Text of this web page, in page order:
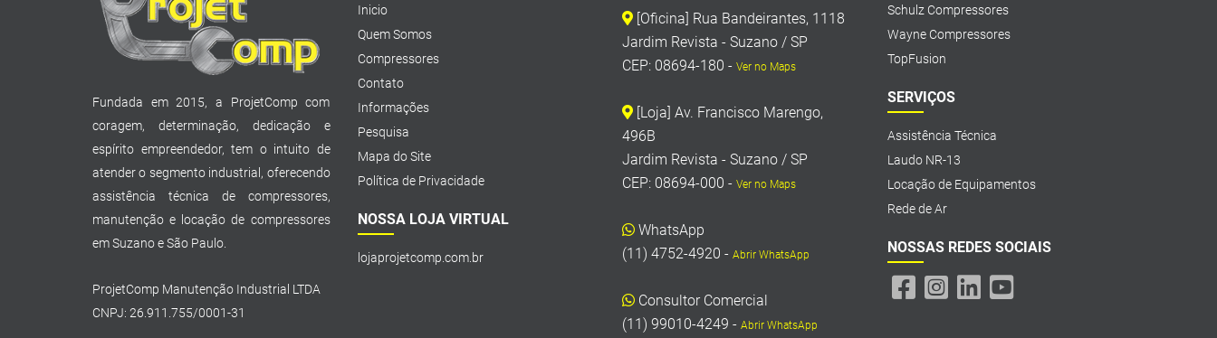
Fundada em 2015, a ProjetComp com
coragem, determinação, dedicação e
espírito empreendedor, tem o intuito de
atender o segmento industrial, oferecendo
assistência técnica de compressores,
manutenção e locação de compressores
em Suzano e São Paulo.
ProjetComp Manutenção Industrial LTDA
CNPJ: 26.911.755/0001-31
Inicio
Quem Somos
Compressores
Contato
Informações
Pesquisa
Mapa do Site
Política de Privacidade
NOSSA LOJA VIRTUAL
lojaprojetcomp.com.br
[Oficina] Rua Bandeirantes, 1118
Jardim Revista - Suzano / SP
CEP: 08694-180 - Ver no Maps
[Loja] Av. Francisco Marengo,
496B
Jardim Revista - Suzano / SP
CEP: 08694-000 - Ver no Maps
WhatsApp
(11) 4752-4920 - Abrir WhatsApp
Consultor Comercial
(11) 99010-4249 - Abrir WhatsApp
Schulz Compressores
Wayne Compressores
TopFusion
SERVIÇOS
Assistência Técnica
Laudo NR-13
Locação de Equipamentos
Rede de Ar
NOSSAS REDES SOCIAIS